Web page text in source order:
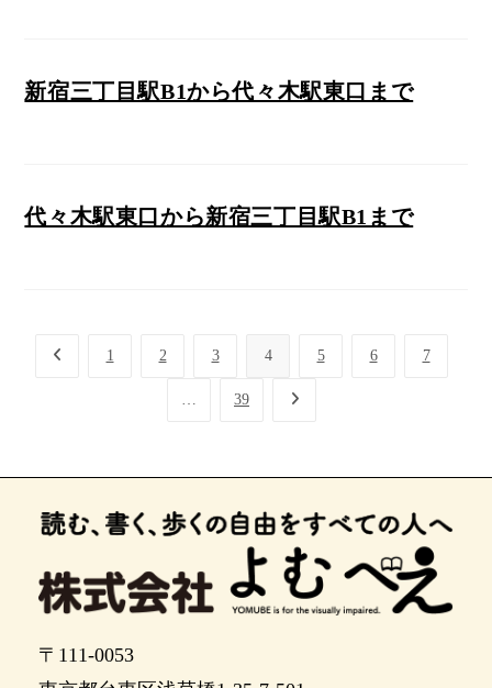
新宿三丁目駅B1から代々木駅東口まで
代々木駅東口から新宿三丁目駅B1まで
1 2 3 4 5 6 7
… 39
〒111-0053